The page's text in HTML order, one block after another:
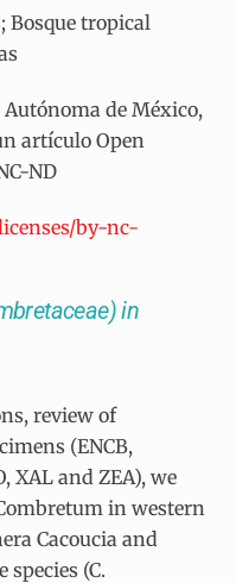
Bosque tropical
de México,
artículo Open
ND
by-nc-
in
review of
(ENCB,
XAL and ZEA), we
in western
Cacoucia and
species (C.